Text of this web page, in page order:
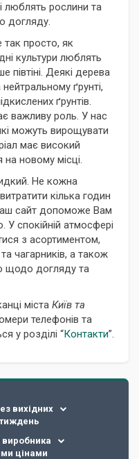
люблять рослини та
догляду.
так просто, як
культури люблять
півтіні. Деякі дерева
ґрунті,
ґрунтів.
важливу роль. У нас
можуть вирощувати
має високий
на новому місці.
Не кожна
кілька годин
сайт допоможе Вам
спокійній атмосфері
з асортиментом,
чагарників, а також
щодо догляду та
міста Київ та
телефонів та
у розділі “Контакти”.
вихідних
виробника
цінами